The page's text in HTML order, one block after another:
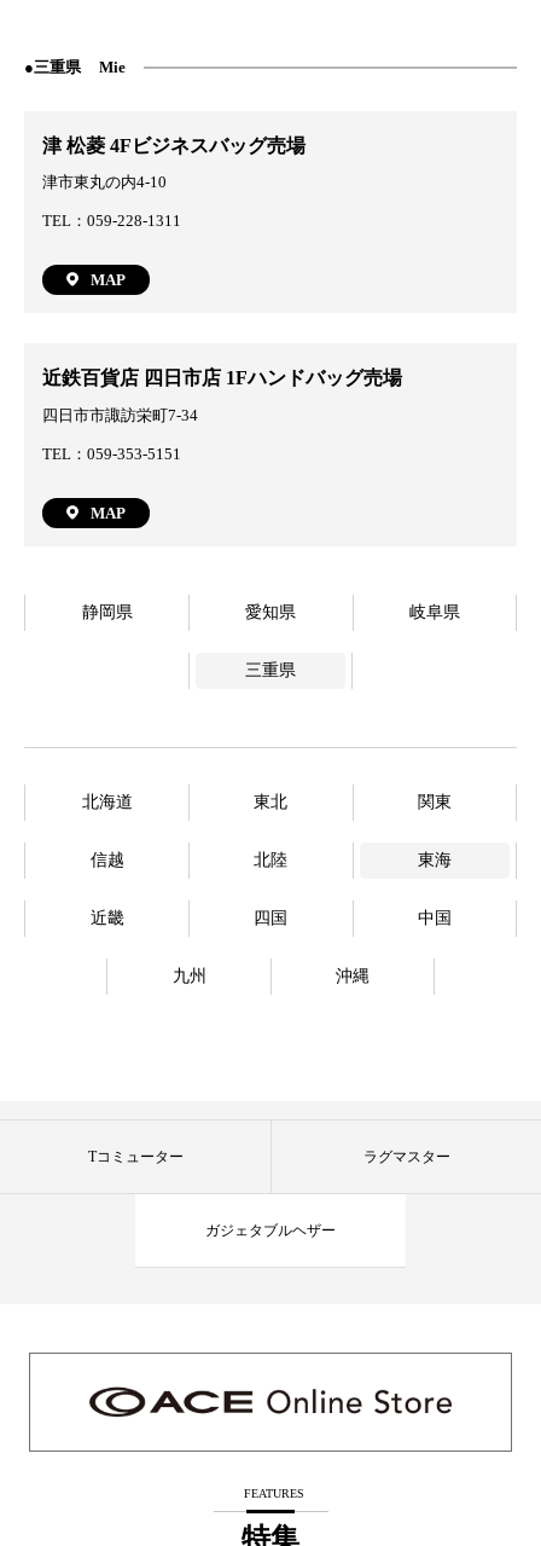
三重県 Mie
津 松菱 4Fビジネスバッグ売場
津市東丸の内4-10
TEL：059-228-1311
MAP
近鉄百貨店 四日市店 1Fハンドバッグ売場
四日市市諏訪栄町7-34
TEL：059-353-5151
MAP
静岡県 愛知県 岐阜県
三重県
北海道 東北 関東
信越 北陸 東海
近畿 四国 中国
九州 沖縄
Tコミューター ラグマスター
ガジェタブルヘザー
FEATURES
特集